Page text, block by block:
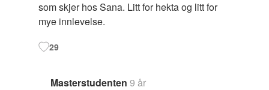
som skjer hos Sana. Litt for hekta og litt for
mye innlevelse.
29
Masterstudenten 9 år